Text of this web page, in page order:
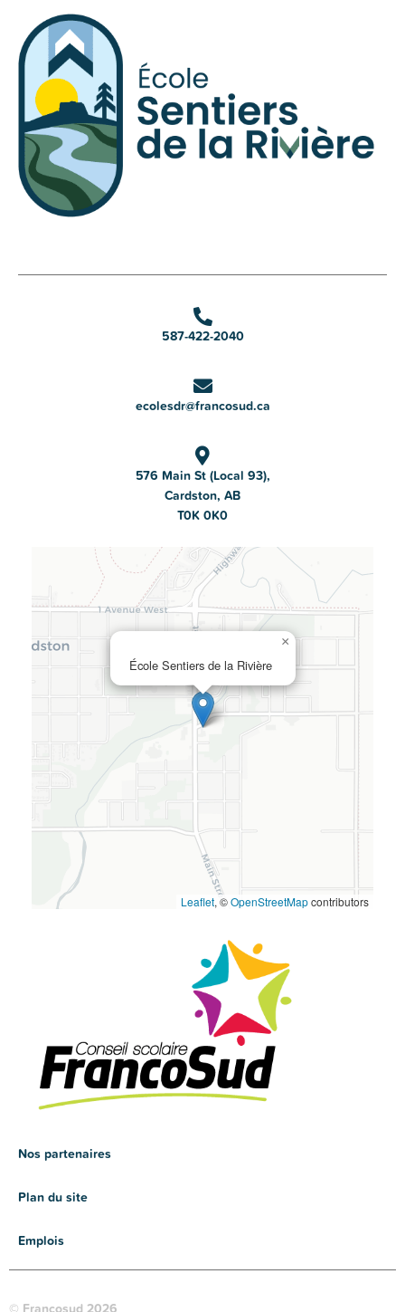
587-422-2040
ecolesdr@francosud.ca
576 Main St (Local 93),
Cardston, AB
T0K 0K0
École Sentiers de la Rivière
×
Leaflet, ©OpenStreetMapcontributors
Nos partenaires
Plan du site
Emplois